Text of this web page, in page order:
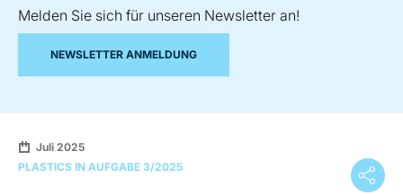
Melden Sie sich für unseren Newsletter an!
NEWSLETTER ANMELDUNG
Juli 2025
PLASTICS IN AUFGABE 3/2025